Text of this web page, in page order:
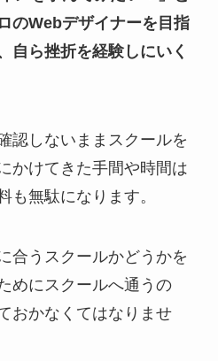
のWebデザイナーを目指
自ら挫折を経験しにいく
認しないままスクールを
かけてきた手間や時間は
も無駄になります。
合うスクールかどうかを
めにスクールへ通うの
おかなくてはなりませ